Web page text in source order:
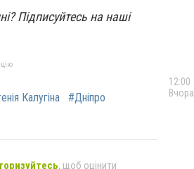
Підписуйтесь на наші
Калугіна
#Дніпро
, щоб оцінити
12:00
Вчора